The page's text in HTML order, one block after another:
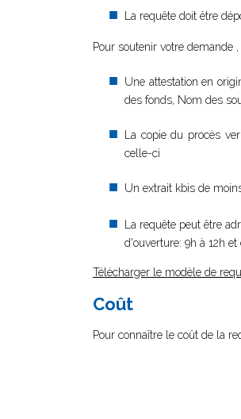
La requête doit être
Pour soutenir votre demande
Une attestation en
des fonds, Nom des
La copie du procès
celle-ci
Un extrait kbis de
La requête peut être
d'ouverture: 9h à 12h et
Télécharger le modèle de
Coût
Pour connaître le coût de la